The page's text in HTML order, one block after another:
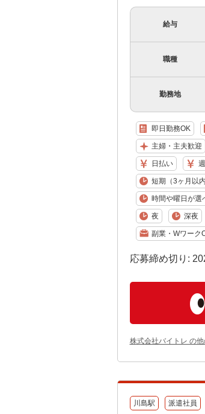
給与
職種
勤務地
即日勤務OK
主婦・主夫歓迎
日払い
短期（3ヶ月以
時間や曜日が選
夜 深夜
副業・Wワーク
応募締め切り:
株式会社バイトレ の
川島駅 派遣社員